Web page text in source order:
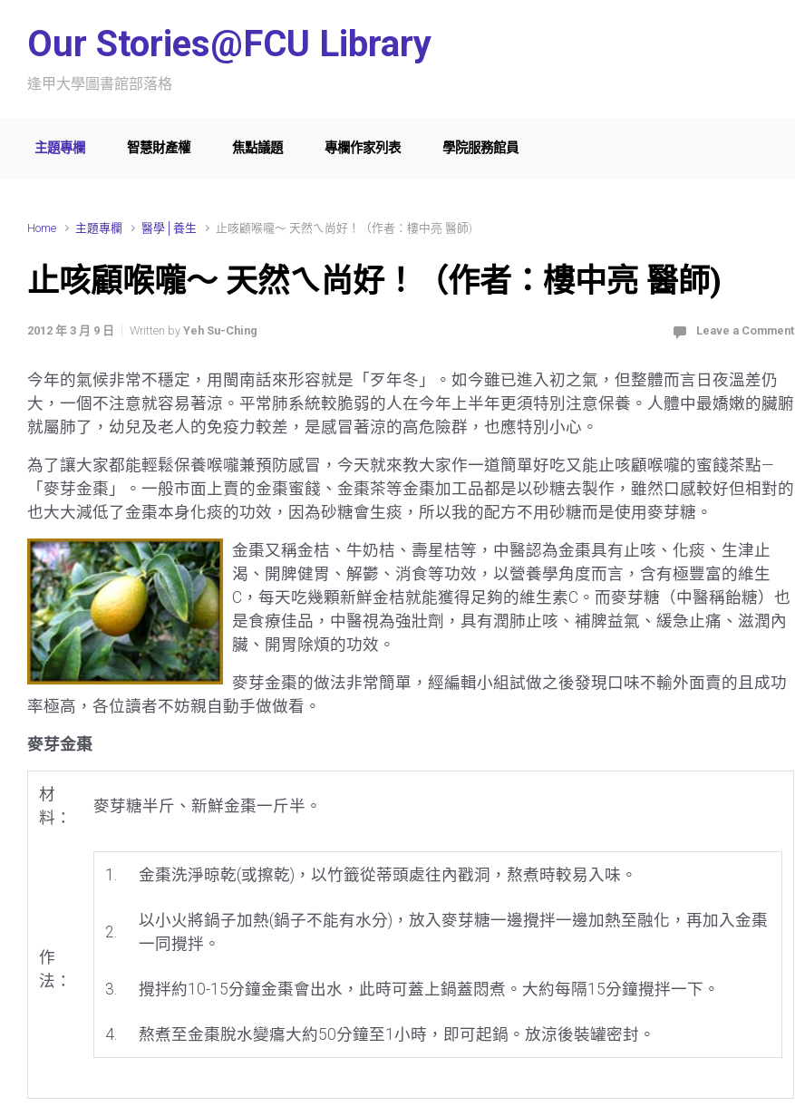
Our Stories@FCU Library
逢甲大學圖書館部落格
主題專欄 智慧財產權 焦點議題 專欄作家列表 學院服務館員
Home 主題專欄 醫學│養生 止咳顧喉嚨～ 天然ㄟ尚好！（作者：樓中亮 醫師)
止咳顧喉嚨～ 天然ㄟ尚好！（作者：樓中亮 醫師)
2012 年 3 月 9 日 Written by Yeh Su-Ching Leave a Comment
今年的氣候非常不穩定，用閩南話來形容就是「歹年冬」。如今雖已進入初之氣，但整體而言日夜溫差仍
大，一個不注意就容易著涼。平常肺系統較脆弱的人在今年上半年更須特別注意保養。人體中最嬌嫩的臟腑
就屬肺了，幼兒及老人的免疫力較差，是感冒著涼的高危險群，也應特別小心。
為了讓大家都能輕鬆保養喉嚨兼預防感冒，今天就來教大家作一道簡單好吃又能止咳顧喉嚨的蜜餞茶點—
「麥芽金棗」。一般市面上賣的金棗蜜餞、金棗茶等金棗加工品都是以砂糖去製作，雖然口感較好但相對的
也大大減低了金棗本身化痰的功效，因為砂糖會生痰，所以我的配方不用砂糖而是使用麥芽糖。
金棗又稱金桔、牛奶桔、壽星桔等，中醫認為金棗具有止咳、化痰、生津止
渴、開脾健胃、解鬱、消食等功效，以營養學角度而言，含有極豐富的維生
C，每天吃幾顆新鮮金桔就能獲得足夠的維生素C。而麥芽糖（中醫稱飴糖）也
是食療佳品，中醫視為強壯劑，具有潤肺止咳、補脾益氣、緩急止痛、滋潤內
臟、開胃除煩的功效。
麥芽金棗的做法非常簡單，經編輯小組試做之後發現口味不輸外面賣的且成功
率極高，各位讀者不妨親自動手做做看。
麥芽金棗
材
料：
麥芽糖半斤、新鮮金棗一斤半。
作
法：
1. 金棗洗淨晾乾(或擦乾)，以竹籤從蒂頭處往內戳洞，熬煮時較易入味。
2.
以小火將鍋子加熱(鍋子不能有水分)，放入麥芽糖一邊攪拌一邊加熱至融化，再加入金棗
一同攪拌。
3. 攪拌約10-15分鐘金棗會出水，此時可蓋上鍋蓋悶煮。大約每隔15分鐘攪拌一下。
4. 熬煮至金棗脫水變癟大約50分鐘至1小時，即可起鍋。放涼後裝罐密封。